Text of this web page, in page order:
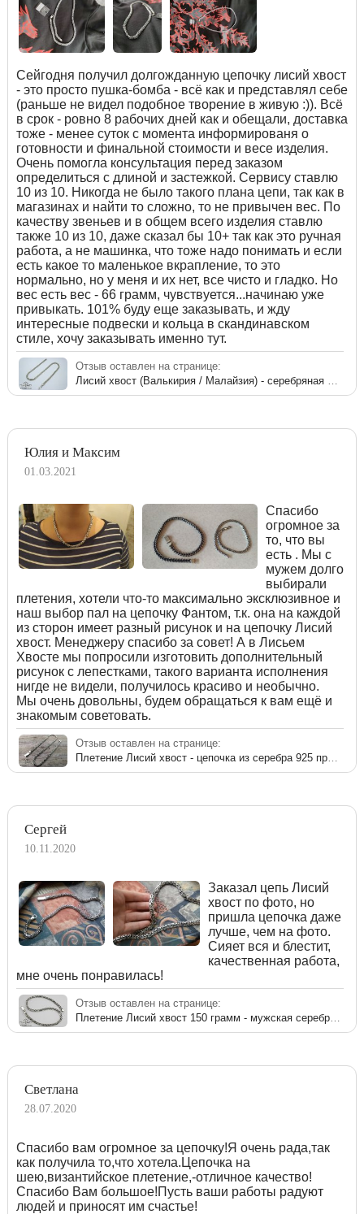
Сейгодня получил долгожданную цепочку лисий хвост
- это просто пушка-бомба - всё как и представлял себе
(раньше не видел подобное творение в живую :)). Всё
в срок - ровно 8 рабочих дней как и обещали, доставка
тоже - менее суток с момента информированя о
готовности и финальной стоимости и весе изделия.
Очень помогла консультация перед заказом
определиться с длиной и застежкой. Сервису ставлю
10 из 10. Никогда не было такого плана цепи, так как в
магазинах и найти то сложно, то не привычен вес. По
качеству звеньев и в общем всего изделия ставлю
также 10 из 10, даже сказал бы 10+ так как это ручная
работа, а не машинка, что тоже надо понимать и если
есть какое то маленькое вкрапление, то это
нормально, но у меня и их нет, все чисто и гладко. Но
вес есть вес - 66 грамм, чувствуется...начинаю уже
привыкать. 101% буду еще заказывать, и жду
интересные подвески и кольца в скандинавском
стиле, хочу заказывать именно тут.
Отзыв оставлен на странице:
Юлия и Максим
01.03.2021
Спасибо
огромное за
то, что вы
есть . Мы с
мужем долго
выбирали
плетения, хотели что-то максимально эксклюзивное и
наш выбор пал на цепочку Фантом, т.к. она на каждой
из сторон имеет разный рисунок и на цепочку Лисий
хвост. Менеджеру спасибо за совет! А в Лисьем
Хвосте мы попросили изготовить дополнительный
рисунок с лепестками, такого варианта исполнения
нигде не видели, получилось красиво и необычно.
Мы очень довольны, будем обращаться к вам ещё и
знакомым советовать.
Отзыв оставлен на странице:
Сергей
10.11.2020
Заказал цепь Лисий
хвост по фото, но
пришла цепочка даже
лучше, чем на фото.
Сияет вся и блестит,
качественная работа,
мне очень понравилась!
Отзыв оставлен на странице:
Светлана
28.07.2020
Спасибо вам огромное за цепочку!Я очень рада,так
как получила то,что хотела.Цепочка на
шею,византийское плетение,-отличное качество!
Спасибо Вам большое!Пусть ваши работы радуют
людей и приносят им счастье!